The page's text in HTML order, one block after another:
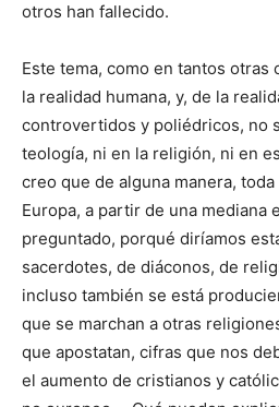
otros han fallecido.
Este tema, como en tantos otras
la realidad humana, y, de la
controvertidos y poliédricos, no
teología, ni en la religión, ni en
creo que de alguna manera,
Europa, a partir de una mediana
preguntado, porqué diríamos
sacerdotes, de diáconos, de
incluso también se está
que se marchan a otras
que apostatan, cifras que nos
el aumento de cristianos y